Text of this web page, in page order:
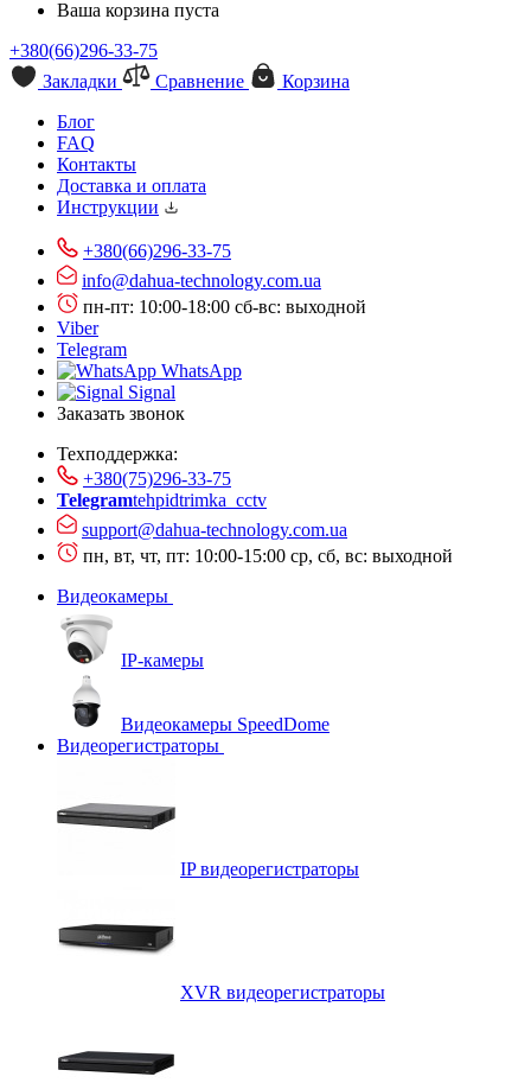
Ваша корзина пуста
+380(66)296-33-75
Закладки
Сравнение
Корзина
Блог
FAQ
Контакты
Доставка и оплата
Инструкции
+380(66)296-33-75
info@dahua-technology.com.ua
пн-пт: 10:00-18:00 сб-вс: выходной
Viber
Telegram
WhatsApp
Signal
Заказать звонок
Техподдержка:
+380(75)296-33-75
Telegramtehpidtrimka_cctv
support@dahua-technology.com.ua
пн, вт, чт, пт: 10:00-15:00 ср, сб, вс: выходной
Видеокамеры
IP-камеры
Видеокамеры SpeedDome
Видеорегистраторы
IP видеорегистраторы
XVR видеорегистраторы